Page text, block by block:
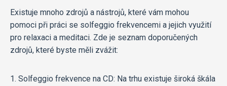
Existuje mnoho zdrojů a nástrojů, které vám mohou
pomoci při práci se solfeggio frekvencemi a jejich využití
pro relaxaci a meditaci. Zde je seznam doporučených
zdrojů, které byste měli zvážit:
1. Solfeggio frekvence na CD: Na trhu existuje široká škála